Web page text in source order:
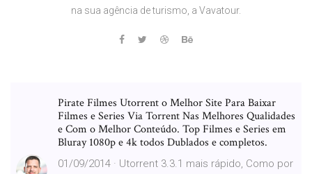
na sua agência de turismo, a Vavatour.
Pirate Filmes Utorrent o Melhor Site Para Baixar
Filmes e Series Via Torrent Nas Melhores Qualidades
e Com o Melhor Conteúdo. Top Filmes e Series em
Bluray 1080p e 4k todos Dublados e completos.
01/09/2014 · Utorrent 3.3.1 mais rápido, Como por